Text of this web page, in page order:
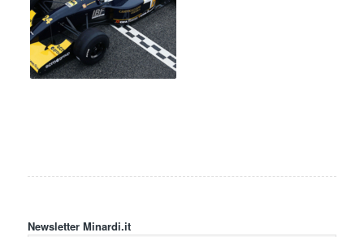
Newsletter Minardi.it